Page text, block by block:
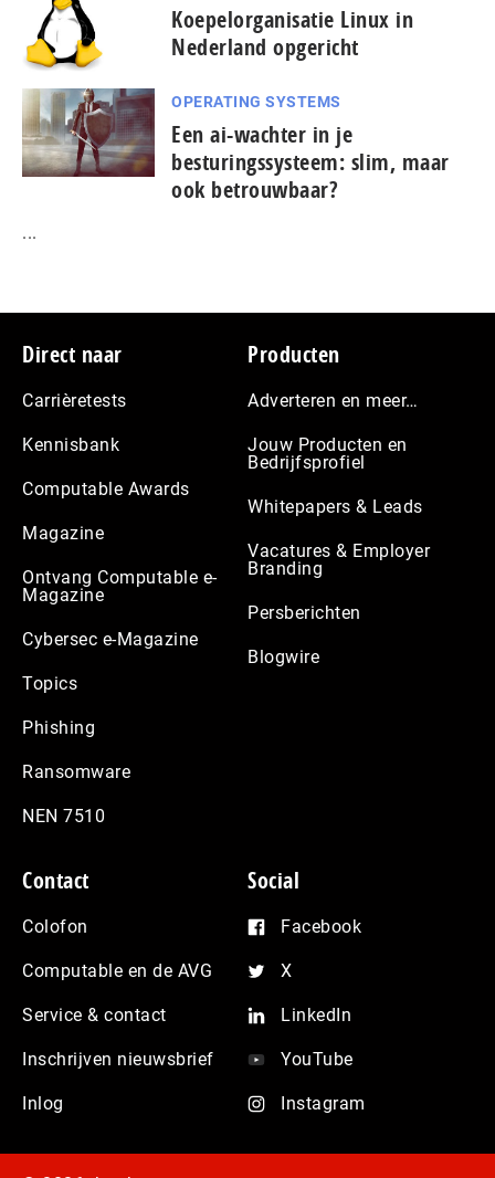
Koepelorganisatie Linux in
Nederland opgericht
OPERATING SYSTEMS
Een ai-wachter in je
besturingssysteem: slim, maar
ook betrouwbaar?
...
Footer
Direct naar
Carrièretests
Kennisbank
Computable Awards
Magazine
Ontvang Computable e-
Magazine
Cybersec e-Magazine
Topics
Phishing
Ransomware
NEN 7510
Producten
Adverteren en meer…
Jouw Producten en
Bedrijfsprofiel
Whitepapers & Leads
Vacatures & Employer
Branding
Persberichten
Blogwire
Contact
Colofon
Computable en de AVG
Service & contact
Inschrijven nieuwsbrief
Inlog
Social
Facebook
X
LinkedIn
YouTube
Instagram